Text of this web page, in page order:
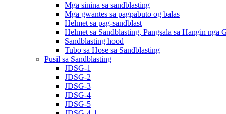
Mga sinina sa sandblasting
Mga gwantes sa pagpabuto og balas
Helmet sa pag-sandblast
Helmet sa Sandblasting, Pangsala sa Hangin nga
Sandblasting hood
Tubo sa Hose sa Sandblasting
Pusil sa Sandblasting
JDSG-1
JDSG-2
JDSG-3
JDSG-4
JDSG-5